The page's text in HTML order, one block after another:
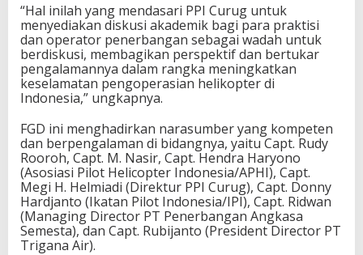
“Hal inilah yang mendasari PPI Curug untuk
menyediakan diskusi akademik bagi para praktisi
dan operator penerbangan sebagai wadah untuk
berdiskusi, membagikan perspektif dan bertukar
pengalamannya dalam rangka meningkatkan
keselamatan pengoperasian helikopter di
Indonesia,” ungkapnya.
FGD ini menghadirkan narasumber yang kompeten
dan berpengalaman di bidangnya, yaitu Capt. Rudy
Rooroh, Capt. M. Nasir, Capt. Hendra Haryono
(Asosiasi Pilot Helicopter Indonesia/APHI), Capt.
Megi H. Helmiadi (Direktur PPI Curug), Capt. Donny
Hardjanto (Ikatan Pilot Indonesia/IPI), Capt. Ridwan
(Managing Director PT Penerbangan Angkasa
Semesta), dan Capt. Rubijanto (President Director PT
Trigana Air).